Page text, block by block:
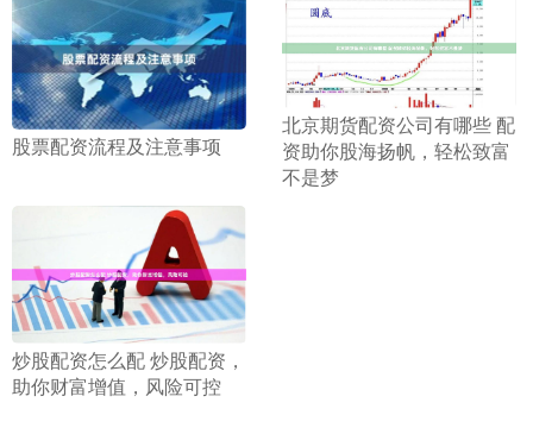
​股票配资流程及注意事项
​北京期货配资公司有哪些 配
资助你股海扬帆，轻松致富
不是梦
​炒股配资怎么配 炒股配资，
助你财富增值，风险可控